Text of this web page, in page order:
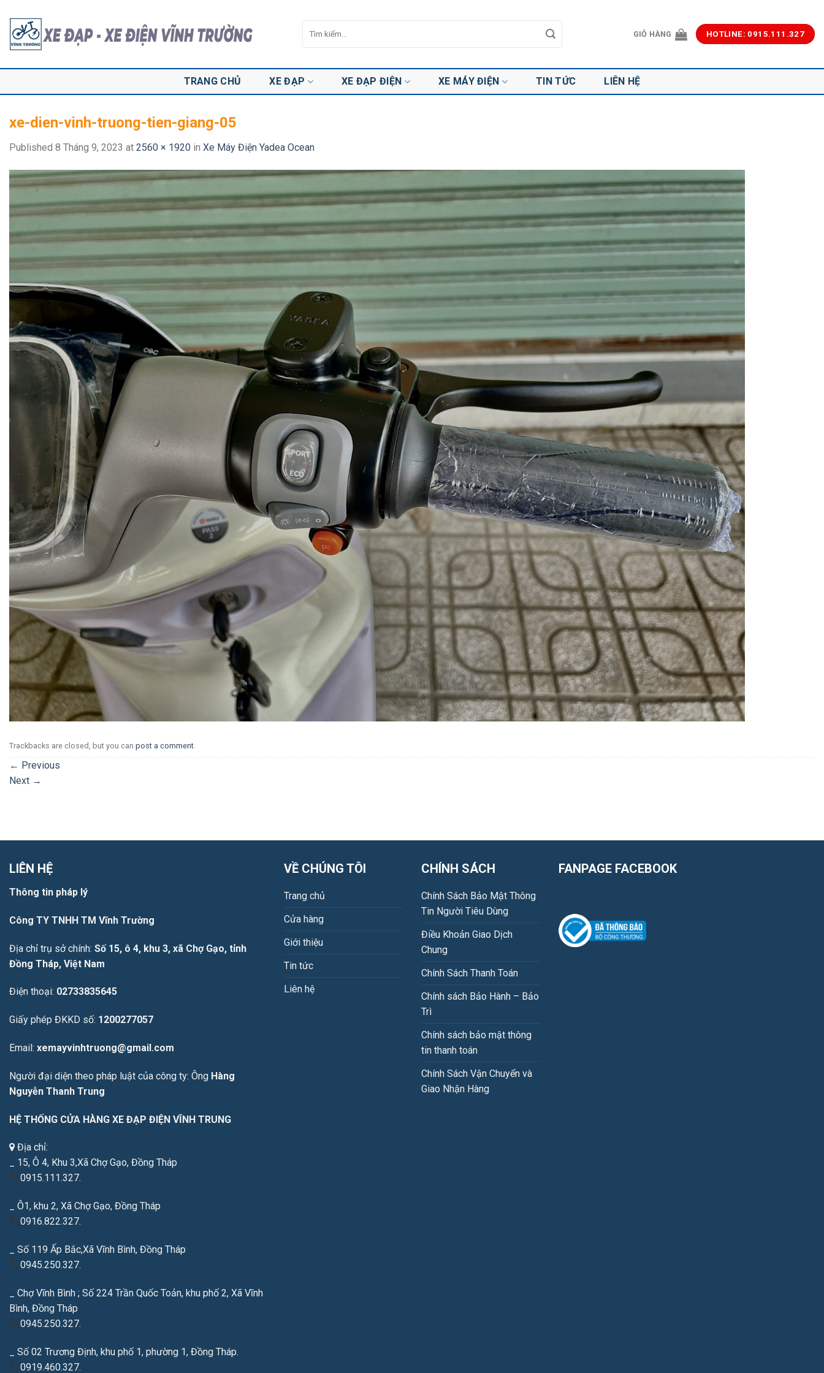
content
kiếm:
GIỎ HÀNG HOTLINE: 0915.111.327
TRANG CHỦ XE ĐẠP XE ĐẠP ĐIỆN XE MÁY ĐIỆN TIN TỨC LIÊN HỆ
xe-dien-vinh-truong-tien-giang-05
Published 8 Tháng 9, 2023 at 2560 × 1920 in Xe Máy Điện Yadea Ocean
Trackbacks are closed, but you can post a comment.
← Previous
Next →
LIÊN HỆ
Thông tin pháp lý
Công TY TNHH TM Vĩnh Trường
Địa chỉ trụ sở chính: Số 15, ô 4, khu 3, xã Chợ Gạo, tỉnh
Đồng Tháp, Việt Nam
Điện thoại: 02733835645
Giấy phép ĐKKD số: 1200277057
Email: xemayvinhtruong@gmail.com
Người đại diện theo pháp luật của công ty: Ông Hàng
Nguyễn Thanh Trung
HỆ THỐNG CỬA HÀNG XE ĐẠP ĐIỆN VĨNH TRUNG
Địa chỉ:
_ 15, Ô 4, Khu 3,Xã Chợ Gạo, Đồng Tháp
0915.111.327.
_ Ô1, khu 2, Xã Chợ Gạo, Đồng Tháp
0916.822.327.
_ Số 119 Ấp Bắc,Xã Vĩnh Bình, Đồng Tháp
0945.250.327.
_ Chợ Vĩnh Bình ; Số 224 Trần Quốc Toản, khu phố 2, Xã Vĩnh
Bình, Đồng Tháp
0945.250.327.
_ Số 02 Trương Định, khu phố 1, phường 1, Đồng Tháp.
0919.460.327.
VỀ CHÚNG TÔI
Trang chủ
Cửa hàng
Giới thiệu
Tin tức
Liên hệ
CHÍNH SÁCH
Chính Sách Bảo Mật Thông
Tin Người Tiêu Dùng
Điều Khoản Giao Dịch
Chung
Chính Sách Thanh Toán
Chính sách Bảo Hành – Bảo
Trì
Chính sách bảo mật thông
tin thanh toán
Chính Sách Vận Chuyển và
Giao Nhận Hàng
FANPAGE FACEBOOK